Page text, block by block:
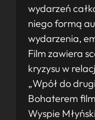
wydarzeń
niego formą
wydarzenia,
Film zawiera
kryzysu w
„Wpół do
Bohaterem
Wyspie